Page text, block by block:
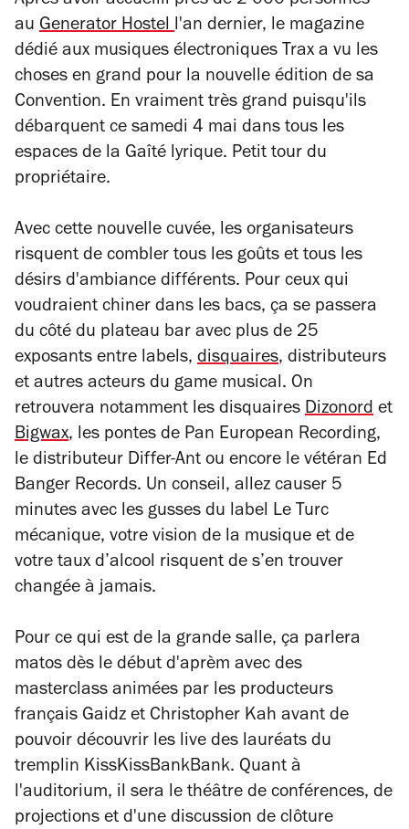
au Generator Hostell'an dernier, le magazine
dédié aux musiques électroniques Traxa vu les
choses en grand pour la nouvelle édition de sa
Convention. En vraiment très grand puisqu'ils
débarquent ce samedi 4 mai dans tous les
espaces de la Gaîté lyrique. Petit tour du
propriétaire.
Avec cette nouvelle cuvée, les organisateurs
risquent de combler tous les goûts et tous les
désirs d'ambiance différents. Pour ceux qui
voudraient chiner dans les bacs, ça se passera
du côté du plateau bar avec plus de 25
exposants entre labels, disquaires, distributeurs
et autres acteurs du game musical. On
retrouvera notamment les disquaires Dizonord et
Bigwax, les pontes de Pan European Recording,
le distributeur Differ-Ant ou encore le vétéran Ed
Banger Records. Un conseil, allez causer 5
minutes avec les gusses du label Le Turc
mécanique, votre vision de la musique et de
votre taux d’alcool risquent de s’en trouver
changée à jamais.
Pour ce qui est de la grande salle, ça parlera
matos dès le début d'aprèm avec des
masterclass animées par les producteurs
français Gaidz et Christopher Kah avant de
pouvoir découvrir les live des lauréats du
tremplin KissKissBankBank. Quant à
l'auditorium, il sera le théâtre de conférences, de
projections et d'une discussion de clôture